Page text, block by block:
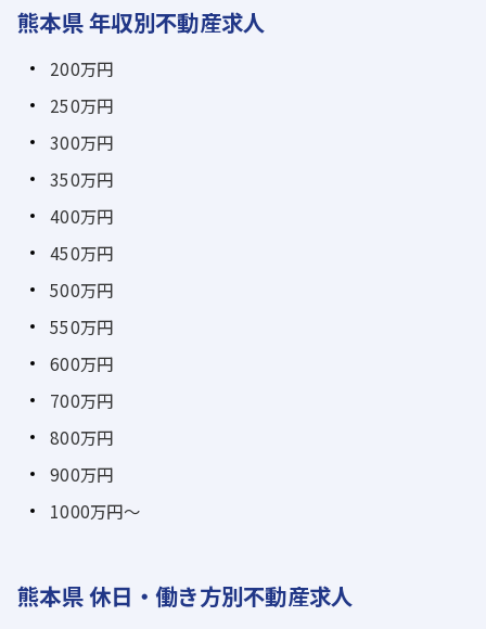
熊本県 年収別不動産求人
200万円
250万円
300万円
350万円
400万円
450万円
500万円
550万円
600万円
700万円
800万円
900万円
1000万円～
熊本県 休日・働き方別不動産求人